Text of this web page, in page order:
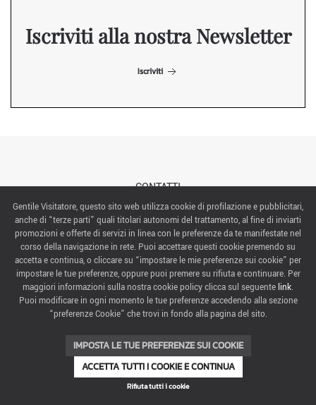
Iscriviti alla nostra Newsletter
Iscriviti
CONTATTI
ABOUT US
ITALIAN EXHIBITION GROUP SpA All rights reserved
Via Emilia 155, 47921 Rimini,
CF/PI 00139440408, Registro Imprese: Rimini P.I e n. Reg. Imprese 00139440408, Capitale Sociale
52.214.897 i.v.
Gentile Visitatore, questo sito web utilizza cookie di profilazione e pubblicitari,
anche di “terze parti” quali titolari autonomi del trattamento, al fine di inviarti
promozioni e offerte di servizi in linea con le preferenze da te manifestate nel
corso della navigazione in rete. Puoi accettare questi cookie premendo su
accetta e continua, o cliccare su “impostare le mie preferenze sui cookie” per
impostare le tue preferenze, oppure puoi premere su rifiuta e continuare. Per
maggiori informazioni sulla nostra cookie policy clicca sul seguente link.
Puoi modificare in ogni momento le tue preferenze accedendo alla sezione
“preferenze Cookie” che trovi in fondo alla pagina del sito.
IMPOSTA LE TUE PREFERENZE SUI COOKIE
ACCETTA TUTTI I COOKIE E CONTINUA
Rifiuta tutti i cookie